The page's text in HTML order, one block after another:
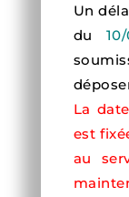
Un
du
La
est
au